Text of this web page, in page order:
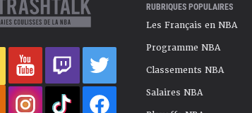
RUBRIQUES POPULAIRES
Les Français en NBA
Programme NBA
Classements NBA
Salaires NBA